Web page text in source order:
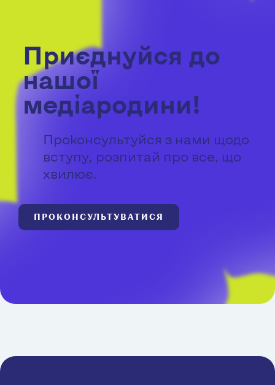
Приєднуйся до
нашої
медіародини!
Проконсультуйся з нами щодо
вступу, розпитай про все, що
хвилює.
ПРОКОНСУЛЬТУВАТИСЯ